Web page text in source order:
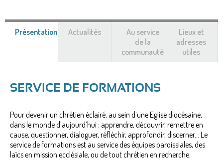
Présentation (onglet
Actualités
Au service
de la
communauté
Lieux et
adresses
utiles
SERVICE DE FORMATIONS
Pour devenir un chrétien éclairé, au sein d’une Eglise diocésaine,
dans le monde d’aujourd’hui : apprendre, découvrir, remettre en
cause, questionner, dialoguer, réfléchir, approfondir, discerner… Le
service de formations est au service des équipes paroissiales, des
laïcs en mission ecclésiale, ou de tout chrétien en recherche.